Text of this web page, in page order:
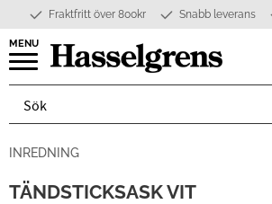
Meny
Fraktfritt över 800kr Snabb leverans
INREDNING
TÄNDSTICKSASK VIT